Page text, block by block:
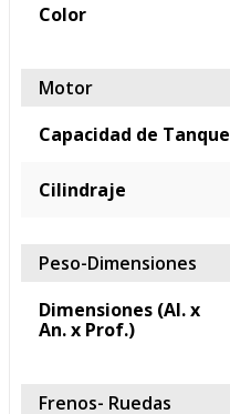
Color
Motor
Capacidad de Tanque
Cilindraje
Peso-Dimensiones
Dimensiones (Al. x
An. x Prof.)
Frenos- Ruedas